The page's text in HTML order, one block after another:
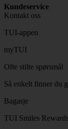
Kundeservice
Kontakt oss
TUI-appen
myTUI
Ofte stilte spørsmål
Så enkelt finner du
Bagasje
TUI Smiles